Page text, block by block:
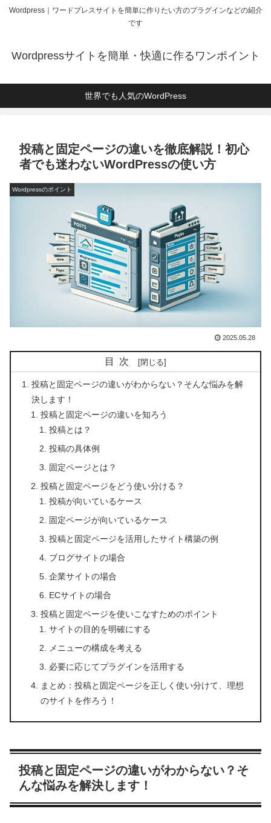
Wordpress｜ワードプレスサイトを簡単に作りたい方のプラグインなどの紹介
です
Wordpressサイトを簡単・快適に作るワンポイント
世界でも人気のWordPress
投稿と固定ページの違いを徹底解説！初心
者でも迷わないWordPressの使い方
Wordpressのポイント
2025.05.28
目次
投稿と固定ページの違いがわからない？そんな悩みを解
決します！
投稿と固定ページの違いを知ろう
投稿とは？
投稿の具体例
固定ページとは？
投稿と固定ページをどう使い分ける？
投稿が向いているケース
固定ページが向いているケース
投稿と固定ページを活用したサイト構築の例
ブログサイトの場合
企業サイトの場合
ECサイトの場合
投稿と固定ページを使いこなすためのポイント
サイトの目的を明確にする
メニューの構成を考える
必要に応じてプラグインを活用する
まとめ：投稿と固定ページを正しく使い分けて、理想
のサイトを作ろう！
投稿と固定ページの違いがわからない？そ
んな悩みを解決します！